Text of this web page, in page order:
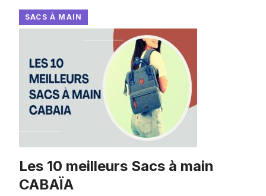
SACS À MAIN
Les 10 meilleurs Sacs à main
CABAÏA